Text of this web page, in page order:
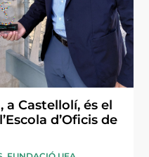
Castellolí, és el
d’Oficis de